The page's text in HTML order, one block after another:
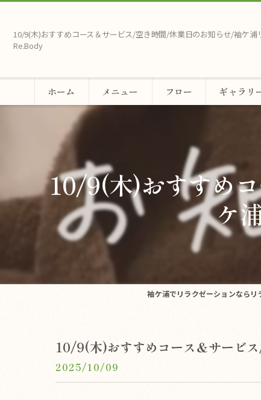
10/9(木)おすすめコース＆サービス/空き時間/休業日のお知らせ/袖ケ浦
Re.Body
ホーム メニュー フロー ギャラリ
10/9(木)おすすめ
ケ
袖ケ浦でリラクゼーションなら
10/9(木)おすすめコース＆サービ
2025/10/09